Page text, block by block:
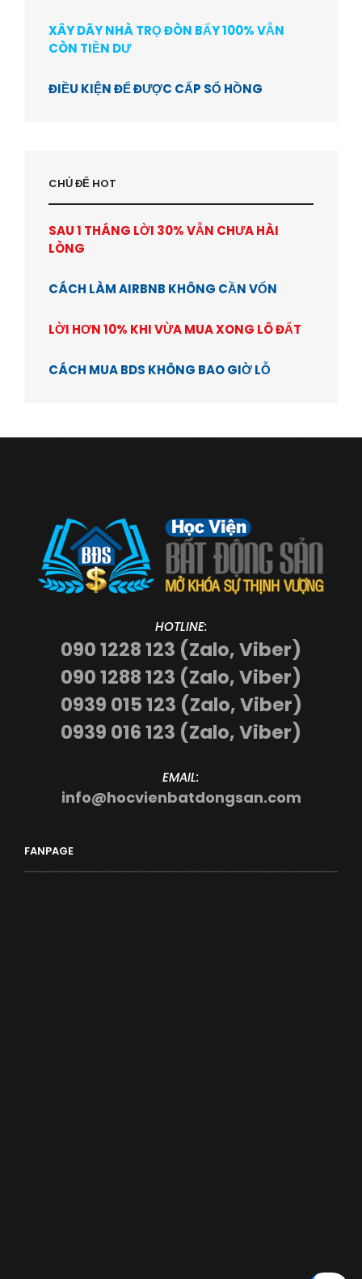
XÂY DÃY NHÀ TRỌ ĐÒN BẨY 100% VẪN
CÒN TIỀN DƯ
ĐIỀU KIỆN ĐỂ ĐƯỢC CẤP SỔ HỒNG
CHỦ ĐỂ HOT
SAU 1 THÁNG LỜI 30% VẪN CHƯA HÀI
LÒNG
CÁCH LÀM AIRBNB KHÔNG CẦN VỐN
LỜI HƠN 10% KHI VỪA MUA XONG LÔ ĐẤT
CÁCH MUA BDS KHÔNG BAO GIỜ LỖ
HOTLINE:
090 1228 123 (Zalo, Viber)
090 1288 123 (Zalo, Viber)
0939 015 123 (Zalo, Viber)
0939 016 123 (Zalo, Viber)
EMAIL:
info@hocvienbatdongsan.com
FANPAGE